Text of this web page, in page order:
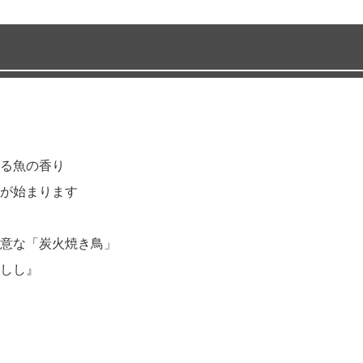
魚の香り
始まります
な「炭火焼き鳥」
し』